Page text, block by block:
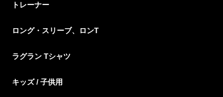
トレーナー
ロング・スリーブ、ロンT
ラグラン Tシャツ
キッズ / 子供用